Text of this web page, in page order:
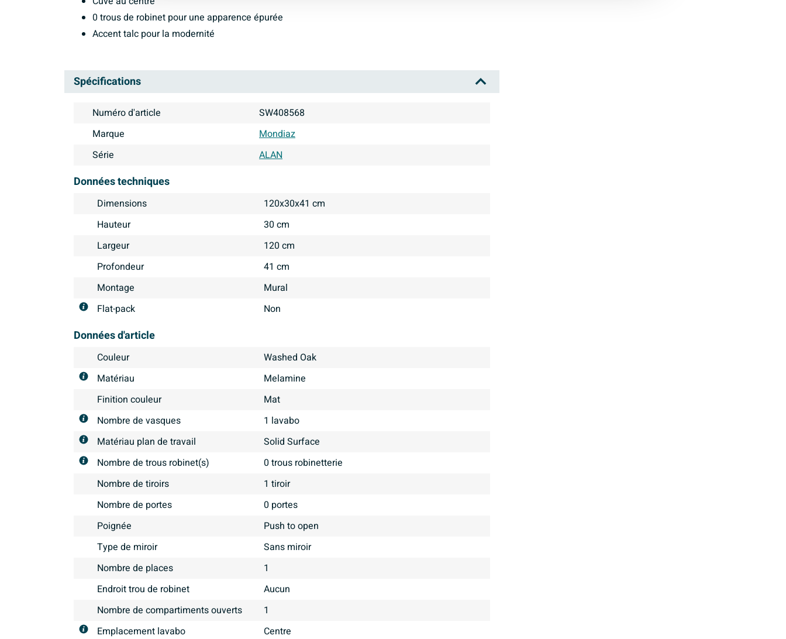
0 trous de robinet pour une apparence épurée
Accent talc pour la modernité
Spécifications
Numéro d'article
SW408568
Marque
Mondiaz
Série
ALAN
Données techniques
Dimensions
120x30x41 cm
Hauteur
30 cm
Largeur
120 cm
Profondeur
41 cm
Montage
Mural
Flat-pack
Non
Données d'article
Couleur
Washed Oak
Matériau
Melamine
Finition couleur
mat
Nombre de vasques
1 lavabo
Matériau plan de travail
Solid Surface
Nombre de trous robinet(s)
0 trous robinetterie
Nombre de tiroirs
1 tiroir
Nombre de portes
0 portes
Poignée
Push to open
Type de miroir
Sans miroir
Nombre de places
1
Endroit trou de robinet
aucun
Nombre de compartiments ouverts
1
Emplacement lavabo
Centre